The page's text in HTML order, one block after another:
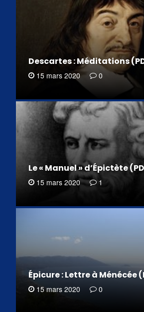
Descartes : Méditations
15 mars 2020 0
Le « Manuel » d’Épictète
15 mars 2020 1
Épicure : Lettre à Ménécée
15 mars 2020 0